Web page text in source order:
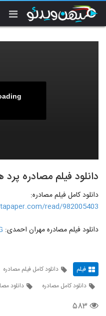
دانلود فیلم مصادره پرد
دانلود کامل فیلم مصادره:
read/982005403
دانلود فیلم مصادره مهران احمدی:
فیلم دانلود کامل فیلم مصادره
دانلود کامل مصادره
دانلود
۵۸۳